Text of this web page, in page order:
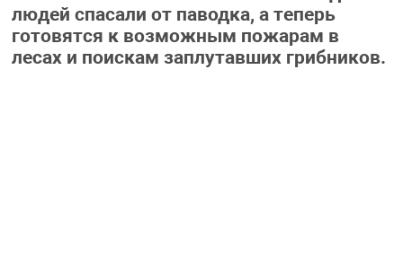
людей спасали от паводка, а теперь
готовятся к возможным пожарам в
лесах и поискам заплутавших грибников.